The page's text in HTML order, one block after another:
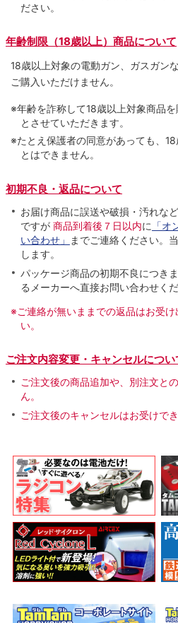
ださい。
年齢制限（18歳以上）商品について
18歳以上対象の電動ガン、ガスガン
ご購入いただけません。
※年齢を詐称して18歳以上対象商品
とさせていただきます。
※たとえ保護者の同意があっても、
とはできません。
初期不良・返品について
お届け商品に誤送や破損・汚れな
ですが 商品到着後７日以内に 「
い合わせ」
までご連絡ください。
します。
パッケージ商品の初期不良につき
るメーカーへ直接お問い合わせくだ
※ご連絡が無いままでの返品はお受
い。
ご注文内容変更・キャンセルについ
ご注文後の商品追加や、別注文と
ん。
ご注文後のキャンセルはお受けで